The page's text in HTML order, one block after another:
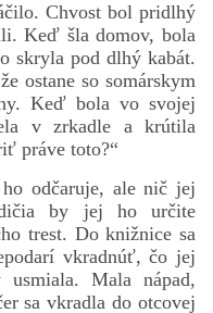
Chvost bol pridlhý
Keď šla domov, bola
skryla pod dlhý kabát.
ostane so somárskym
Keď bola vo svojej
v zrkadle a krútila
práve toto?“
ale nič jej
by jej ho určite
trest. Do knižnice sa
vkradnúť, čo jej
usmiala. Mala nápad,
sa vkradla do otcovej